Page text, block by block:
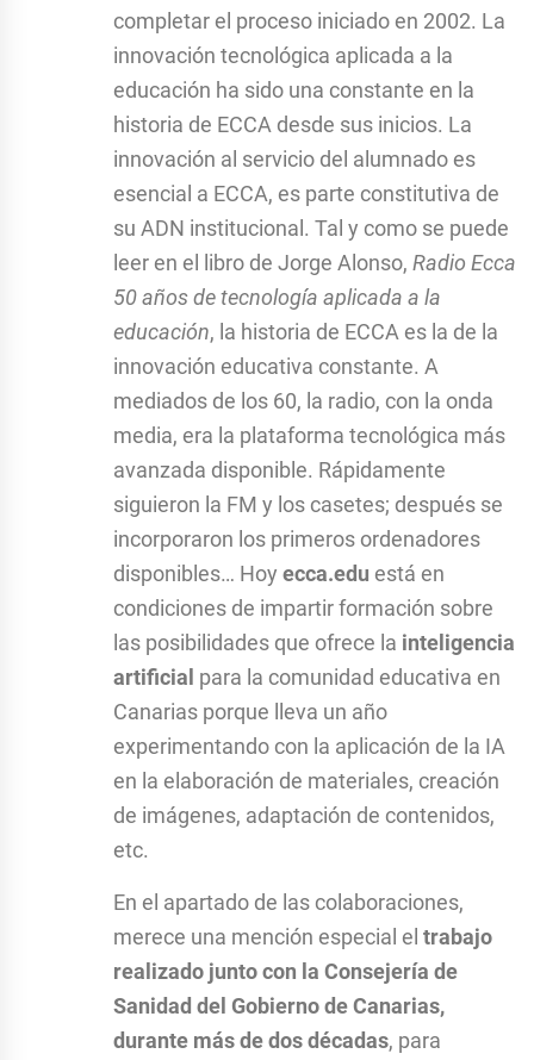
completar el proceso iniciado en 2002. La
innovación tecnológica aplicada a la
educación ha sido una constante en la
historia de ECCA desde sus inicios. La
innovación al servicio del alumnado es
esencial a ECCA, es parte constitutiva de
su ADN institucional. Tal y como se puede
leer en el libro de Jorge Alonso, Radio Ecca
50 años de tecnología aplicada a la
educación, la historia de ECCA es la de la
innovación educativa constante. A
mediados de los 60, la radio, con la onda
media, era la plataforma tecnológica más
avanzada disponible. Rápidamente
siguieron la FM y los casetes; después se
incorporaron los primeros ordenadores
disponibles… Hoy ecca.edu está en
condiciones de impartir formación sobre
las posibilidades que ofrece la inteligencia
artificial para la comunidad educativa en
Canarias porque lleva un año
experimentando con la aplicación de la IA
en la elaboración de materiales, creación
de imágenes, adaptación de contenidos,
etc.
En el apartado de las colaboraciones,
merece una mención especial el trabajo
realizado junto con la Consejería de
Sanidad del Gobierno de Canarias,
durante más de dos décadas, para